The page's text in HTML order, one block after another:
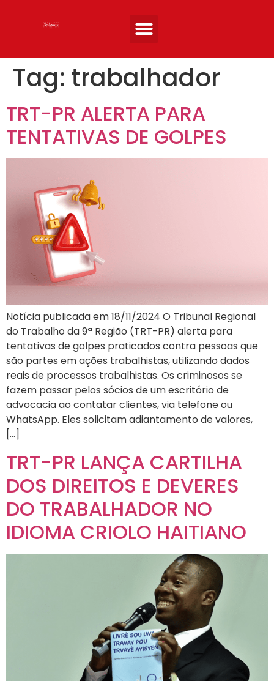
Tag: trabalhador
TRT-PR ALERTA PARA
TENTATIVAS DE GOLPES
Notícia publicada em 18/11/2024 O Tribunal Regional
do Trabalho da 9ª Região (TRT-PR) alerta para
tentativas de golpes praticados contra pessoas que
são partes em ações trabalhistas, utilizando dados
reais de processos trabalhistas. Os criminosos se
fazem passar pelos sócios de um escritório de
advocacia ao contatar clientes, via telefone ou
WhatsApp. Eles solicitam adiantamento de valores,
[…]
TRT-PR LANÇA CARTILHA
DOS DIREITOS E DEVERES
DO TRABALHADOR NO
IDIOMA CRIOLO HAITIANO